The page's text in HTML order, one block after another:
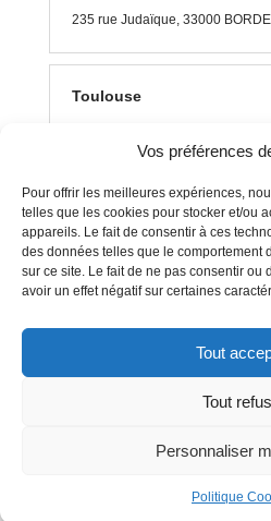
Vos préférences
Pour offrir les meilleures expériences,
telles que les cookies pour stocker et/ou
appareils. Le fait de consentir à ces
des données telles que le comportement
sur ce site. Le fait de ne pas consentir ou
avoir un effet négatif sur certaines
Tout
Tout
Personnaliser
Politique
235 rue Judaïque, 33000
Toulouse
Aix en Provence